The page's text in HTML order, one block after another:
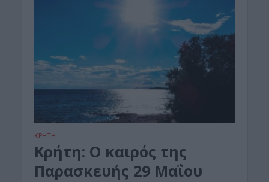
ΚΡΗΤΗ
Κρήτη: O καιρός της
Παρασκευής 29 Μαΐου